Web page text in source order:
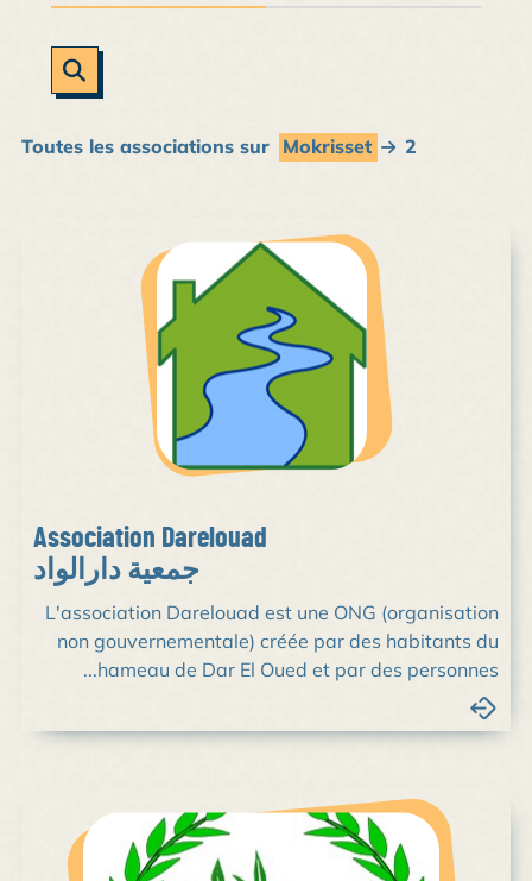
Toutes les associations sur Mokrisset 2
Association Darelouad
جمعية دارالواد
L'association Darelouad est une ONG (organisation
non gouvernementale) créée par des habitants du
hameau de Dar El Oued et par des personnes...